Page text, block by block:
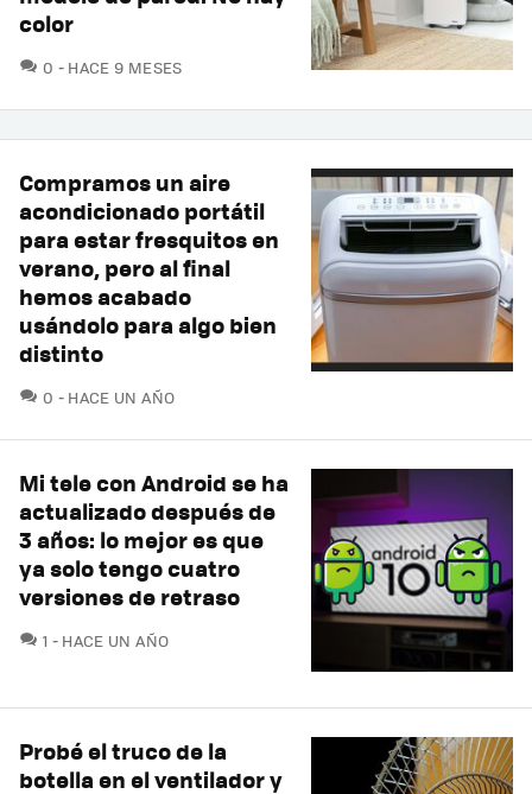
color
0 COMENTARIOS
HACE 9 MESES
Compramos un aire
acondicionado portátil
para estar fresquitos en
verano, pero al final
hemos acabado
usándolo para algo bien
distinto
0 COMENTARIOS
HACE UN AÑO
Mi tele con Android se ha
actualizado después de
3 años: lo mejor es que
ya solo tengo cuatro
versiones de retraso
1 COMENTARIOS
HACE UN AÑO
Probé el truco de la
botella en el ventilador y